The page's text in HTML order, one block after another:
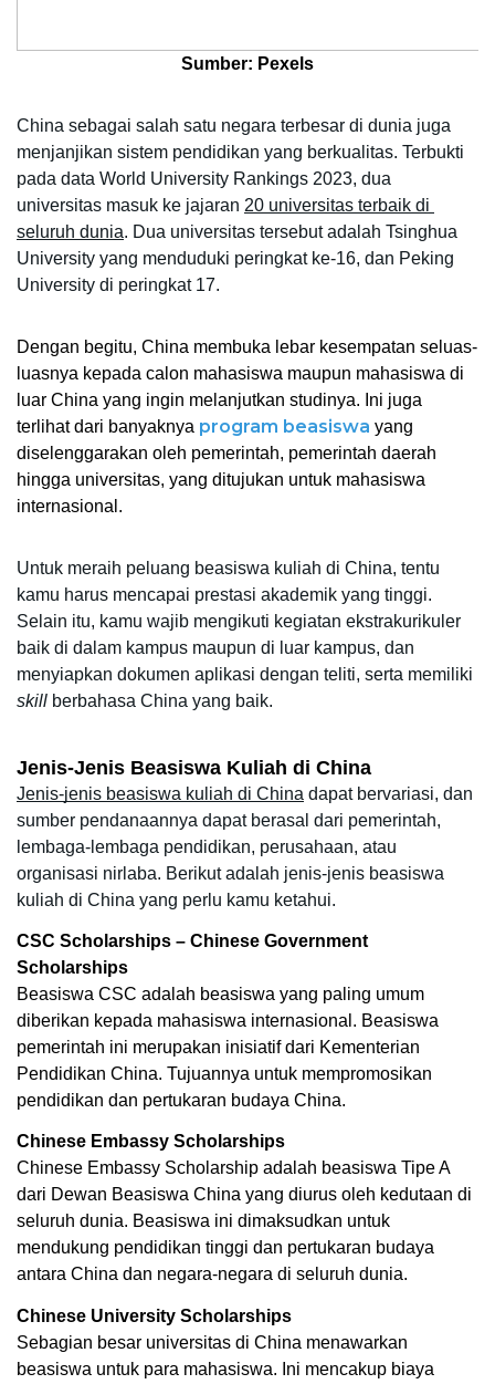
Sumber: Pexels
China sebagai salah satu negara terbesar di dunia juga
menjanjikan sistem pendidikan yang berkualitas. Terbukti
pada data World University Rankings 2023, dua
universitas masuk ke jajaran 20 universitas terbaik di
seluruh dunia. Dua universitas tersebut adalah Tsinghua
University yang menduduki peringkat ke-16, dan Peking
University di peringkat 17.
Dengan begitu, China membuka lebar kesempatan seluas-
luasnya kepada calon mahasiswa maupun mahasiswa di
luar China yang ingin melanjutkan studinya. Ini juga
terlihat dari banyaknya program beasiswa yang
diselenggarakan oleh pemerintah, pemerintah daerah
hingga universitas, yang ditujukan untuk mahasiswa
internasional.
Untuk meraih peluang beasiswa kuliah di China, tentu
kamu harus mencapai prestasi akademik yang tinggi.
Selain itu, kamu wajib mengikuti kegiatan ekstrakurikuler
baik di dalam kampus maupun di luar kampus, dan
skill berbahasa China yang baik.
Jenis-Jenis Beasiswa Kuliah di China
Jenis-jenis beasiswa kuliah di China dapat bervariasi, dan
sumber pendanaannya dapat berasal dari pemerintah,
lembaga-lembaga pendidikan, perusahaan, atau
organisasi nirlaba. Berikut adalah jenis-jenis beasiswa
kuliah di China yang perlu kamu ketahui.
CSC Scholarships – Chinese Government
Scholarships
Beasiswa CSC adalah beasiswa yang paling umum
diberikan kepada mahasiswa internasional. Beasiswa
pemerintah ini merupakan inisiatif dari Kementerian
Pendidikan China. Tujuannya untuk mempromosikan
pendidikan dan pertukaran budaya China.
Chinese Embassy Scholarships
Chinese Embassy Scholarship adalah beasiswa Tipe A
dari Dewan Beasiswa China yang diurus oleh kedutaan di
seluruh dunia. Beasiswa ini dimaksudkan untuk
mendukung pendidikan tinggi dan pertukaran budaya
antara China dan negara-negara di seluruh dunia.
Chinese University Scholarships
Sebagian besar universitas di China menawarkan